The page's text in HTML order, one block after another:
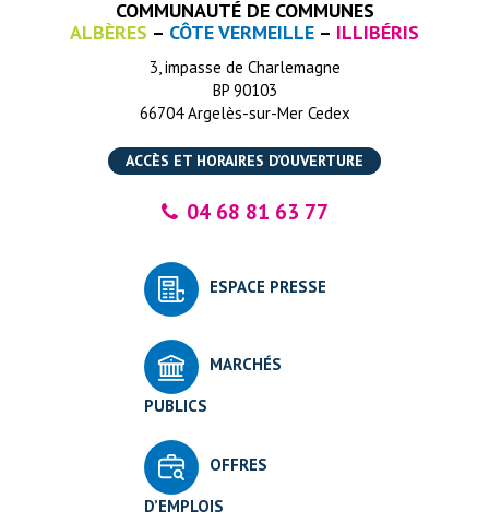
le
compte
Facebook
le
compte
Instagram
COMMUNAUTÉ DE COMMUNES
ALBÈRES – CÔTE VERMEILLE – ILLIBÉRIS
3, impasse de Charlemagne
BP 90103
66704 Argelès-sur-Mer Cedex
ACCÈS ET HORAIRES D’OUVERTURE
04 68 81 63 77
ESPACE PRESSE
MARCHÉS
PUBLICS
OFFRES
D’EMPLOIS